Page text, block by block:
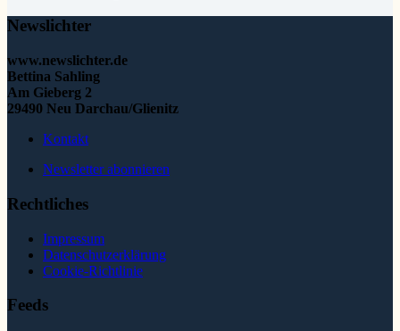
Newslichter
www.newslichter.de
Bettina Sahling
Am Gieberg 2
29490 Neu Darchau/Glienitz
Kontakt
Newsletter abonnieren
Rechtliches
Impressum
Datenschutzerklärung
Cookie-Richtlinie
Feeds